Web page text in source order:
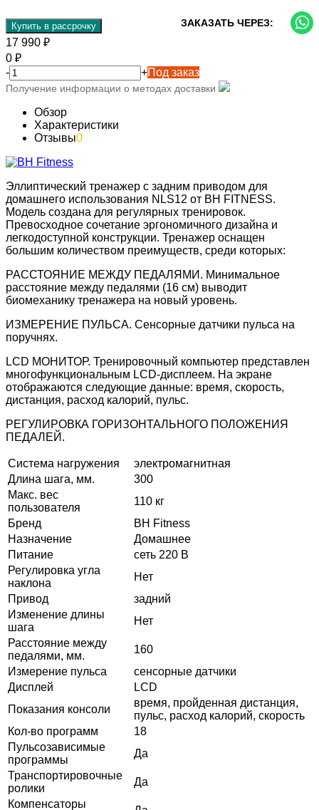
Купить в рассрочку ЗАКАЗАТЬ ЧЕРЕЗ:
17 990 ₽
0 ₽
-
+Под заказ
Получение информации о методах доставки
Обзор
Характеристики
Отзывы0
Эллиптический тренажер с задним приводом для
домашнего использования NLS12 от BH FITNESS.
Модель создана для регулярных тренировок.
Превосходное сочетание эргономичного дизайна и
легкодоступной конструкции. Тренажер оснащен
большим количеством преимуществ, среди которых:
РАССТОЯНИЕ МЕЖДУ ПЕДАЛЯМИ. Минимальное
расстояние между педалями (16 см) выводит
биомеханику тренажера на новый уровень.
ИЗМЕРЕНИЕ ПУЛЬСА. Сенсорные датчики пульса на
поручнях.
LCD МОНИТОР. Тренировочный компьютер представлен
многофункциональным LCD-дисплеем. На экране
отображаются следующие данные: время, скорость,
дистанция, расход калорий, пульс.
РЕГУЛИРОВКА ГОРИЗОНТАЛЬНОГО ПОЛОЖЕНИЯ
ПЕДАЛЕЙ.
Система нагружения
электромагнитная
Длина шага, мм.
300
Макс. вес
пользователя
110 кг
Бренд
BH Fitness
Назначение
Домашнее
Питание
сеть 220 В
Регулировка угла
наклона
Нет
Привод
задний
Изменение длины
шага
Нет
Расстояние между
педалями, мм.
160
Измерение пульса
сенсорные датчики
Дисплей
LCD
Показания консоли
время, пройденная дистанция,
пульс, расход калорий, скорость
Кол-во программ
18
Пульсозависимые
программы
Да
Транспортировочные
ролики
Да
Компенсаторы